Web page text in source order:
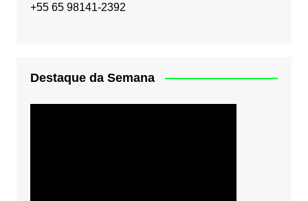
+55 65 98141-2392
Destaque da Semana